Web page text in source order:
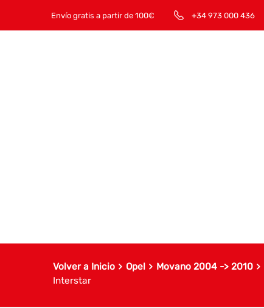
Envío gratis a partir de 100€ +34 973 000 436
Volver a Inicio Opel Movano 2004 -> 2010
Interstar